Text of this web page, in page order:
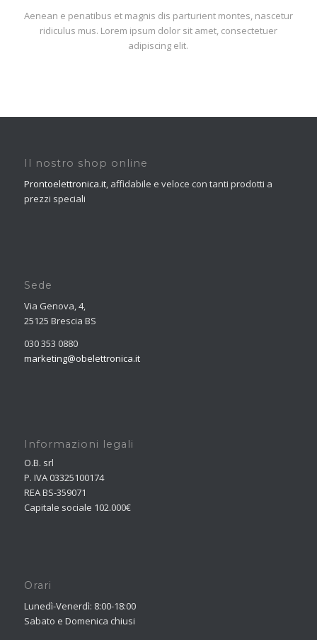
Aenean e penatibus et magnis dis parturient montes, nascetur
ridiculus mus. Lorem ipsum dolor sit amet, consectetuer
adipiscing elit.
Il nostro shop online
Prontoelettronica.it, affidabile e veloce con tanti prodotti a
prezzi speciali
Sede
Via Genova, 4,
25125 Brescia BS
030 353 0880
marketing@obelettronica.it
Informazioni legali
O.B. srl
P. IVA 03325100174
REA BS-359071
Capitale sociale 102.000€
Orari
Lunedì-Venerdì: 8:00-18:00
Sabato e Domenica chiusi